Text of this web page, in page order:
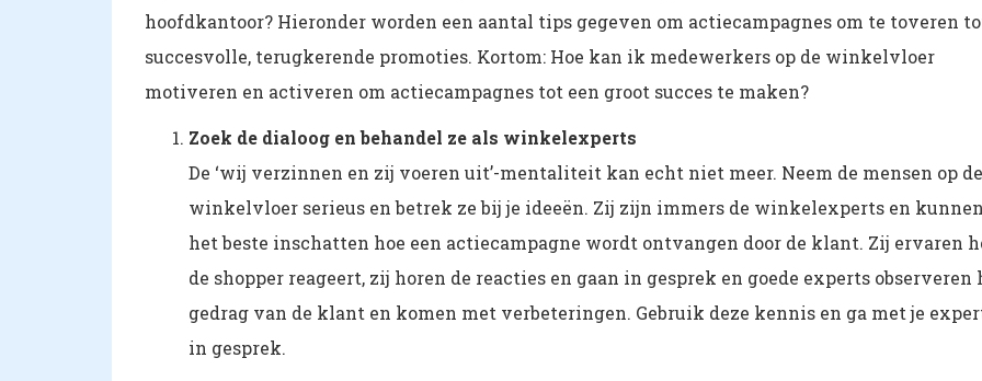
hoofdkantoor? Hieronder worden een aantal tips gegeven om actiecampagnes om te toveren
succesvolle, terugkerende promoties. Kortom: Hoe kan ik medewerkers op de winkelvloer
motiveren en activeren om actiecampagnes tot een groot succes te maken?
Zoek de dialoog en behandel ze als winkelexperts
De ‘wij verzinnen en zij voeren uit’-mentaliteit kan echt niet meer. Neem de mensen op de
winkelvloer serieus en betrek ze bij je ideeën. Zij zijn immers de winkelexperts en kunnen
het beste inschatten hoe een actiecampagne wordt ontvangen door de klant. Zij ervaren
de shopper reageert, zij horen de reacties en gaan in gesprek en goede experts observeren
gedrag van de klant en komen met verbeteringen. Gebruik deze kennis en ga met je
in gesprek.